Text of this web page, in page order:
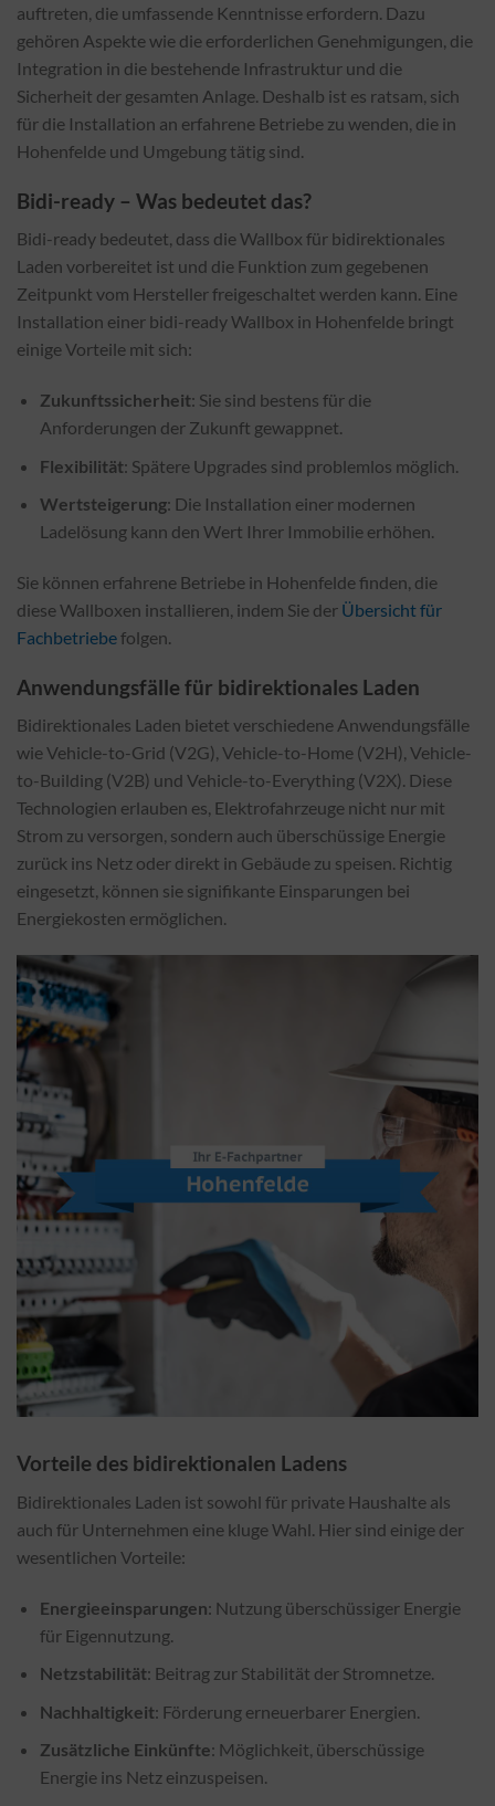
auftreten, die umfassende Kenntnisse erfordern. Dazu
gehören Aspekte wie die erforderlichen Genehmigungen, die
Integration in die bestehende Infrastruktur und die
Sicherheit der gesamten Anlage. Deshalb ist es ratsam, sich
für die Installation an erfahrene Betriebe zu wenden, die in
Hohenfelde und Umgebung tätig sind.
Bidi-ready – Was bedeutet das?
Bidi-ready bedeutet, dass die Wallbox für bidirektionales
Laden vorbereitet ist und die Funktion zum gegebenen
Zeitpunkt vom Hersteller freigeschaltet werden kann. Eine
Installation einer bidi-ready Wallbox in Hohenfelde bringt
einige Vorteile mit sich:
Zukunftssicherheit: Sie sind bestens für die
Anforderungen der Zukunft gewappnet.
Flexibilität: Spätere Upgrades sind problemlos möglich.
Wertsteigerung: Die Installation einer modernen
Ladelösung kann den Wert Ihrer Immobilie erhöhen.
Sie können erfahrene Betriebe in Hohenfelde finden, die
diese Wallboxen installieren, indem Sie der Übersicht für
Fachbetriebefolgen.
Anwendungsfälle für bidirektionales Laden
Bidirektionales Laden bietet verschiedene Anwendungsfälle
wie Vehicle-to-Grid (V2G), Vehicle-to-Home (V2H), Vehicle-
to-Building (V2B) und Vehicle-to-Everything (V2X). Diese
Technologien erlauben es, Elektrofahrzeuge nicht nur mit
Strom zu versorgen, sondern auch überschüssige Energie
zurück ins Netz oder direkt in Gebäude zu speisen. Richtig
eingesetzt, können sie signifikante Einsparungen bei
Energiekosten ermöglichen.
Vorteile des bidirektionalen Ladens
Bidirektionales Laden ist sowohl für private Haushalte als
auch für Unternehmen eine kluge Wahl. Hier sind einige der
wesentlichen Vorteile:
Energieeinsparungen: Nutzung überschüssiger Energie
für Eigennutzung.
Netzstabilität: Beitrag zur Stabilität der Stromnetze.
Nachhaltigkeit: Förderung erneuerbarer Energien.
Zusätzliche Einkünfte: Möglichkeit, überschüssige
Energie ins Netz einzuspeisen.